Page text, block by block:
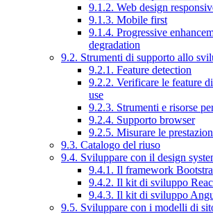
9.1.2. Web design
9.1.3. Mobile first
9.1.4. Progressive
degradation
9.2. Strumenti di supporto allo
9.2.1. Feature detection
9.2.2. Verificare le feature
use
9.2.3. Strumenti e risorse
9.2.4. Supporto browser
9.2.5. Misurare le
9.3. Catalogo del riuso
9.4. Sviluppare con il design
9.4.1. Il framework
9.4.2. Il kit di sviluppo
9.4.3. Il kit di sviluppo
9.5. Sviluppare con i modelli di